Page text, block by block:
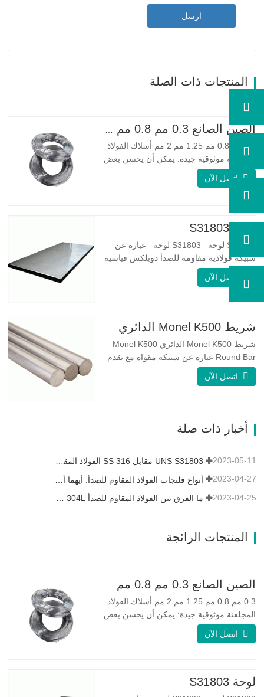
ارسل
المنتجات ذات الصلة
0.3 مم 0.8 مم 1.25 مم 2 مم أسلاك الفولاذ
المجلفنة موثوقية جيدة: يمكن أن يحسن بعض
العقد والنتوءات والصدأ على الأسلاك الفولاذية
مرونة جيدة: صلابة الفولاذ المجلفن جيدة جدًا،
والمرونة جيدة جدًا، ومناسبة جدًا لصنع الربيع
اتصل الآن
S31803 لوحة S31803 لوحة عبارة عن
سبيكة فولاذية مقاومة للصدأ دوبلكس قياسية
على الوجهين. لديها بنية مجهرية من
من 34 مما يشير إلى أن مقاومة…
اتصل الآن
شريط Monel K500 الدائري
شريط Monel K500 الدائري Monel K500
Round Bar عبارة عن سبيكة مقواة مع تقدم
العمر ، ويتكون تركيبتها الأساسية من عناصر
مثل النيكل والنحاس. الذي يجمع بين مقاومة
خصائص مقاومة ممتازة للتآكل. هذه الخصائص
تشبه Monel 400.…
اتصل الآن
أخبار ذات صلة
UNS S31803 مقابل SS 316 الفولاذ المقاوم للصدأ - ما هو الفرق 2023-05-11
2023-04-27
2023-04-25
المنتجات الرائجة
0.3 مم 0.8 مم 1.25 مم 2 مم أسلاك الفولاذ
المجلفنة موثوقية جيدة: يمكن أن يحسن بعض
العقد والنتوءات والصدأ على الأسلاك الفولاذية
مرونة جيدة: صلابة الفولاذ المجلفن جيدة جدًا،
اتصل الآن
لوحة S31803